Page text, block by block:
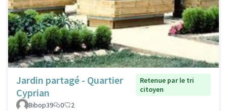
Jardin partagé - Quartier
Cyprian
Retenue par le tri
citoyen
Bibop39
0 2